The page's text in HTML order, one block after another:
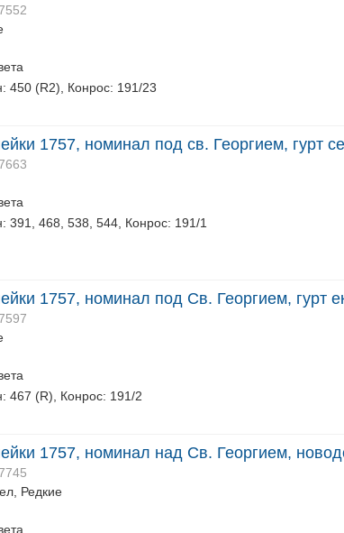
450 (R2), Конрос: 191/23
1757, номинал под св. Георгием, гурт
391, 468, 538, 544, Конрос: 191/1
1757, номинал под Св. Георгием, гурт
467 (R), Конрос: 191/2
1757, номинал над Св. Георгием,
Редкие